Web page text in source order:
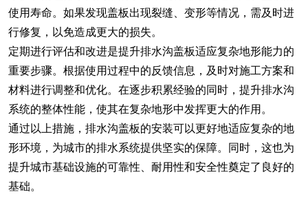
使用寿命。如果发现盖板出现裂缝、变形等情况，需及时进
行修复，以免造成更大的损失。
定期进行评估和改进是提升排水沟盖板适应复杂地形能力的
重要步骤。根据使用过程中的反馈信息，及时对施工方案和
材料进行调整和优化。在逐步积累经验的同时，提升排水沟
系统的整体性能，使其在复杂地形中发挥更大的作用。
通过以上措施，排水沟盖板的安装可以更好地适应复杂的地
形环境，为城市的排水系统提供坚实的保障。同时，这也为
提升城市基础设施的可靠性、耐用性和安全性奠定了良好的
基础。